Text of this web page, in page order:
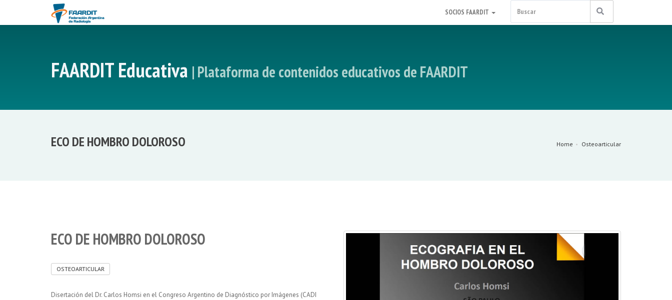
SOCIOS FAARDIT
FAARDIT Educativa | Plataforma de contenidos educativos de FAARDIT
ECO DE HOMBRO DOLOROSO Home Osteoarticular
ECO DE HOMBRO DOLOROSO
OSTEOARTICULAR
Disertación del Dr. Carlos Homsi en el Congreso Argentino de Diagnóstico por Imágenes (CADI